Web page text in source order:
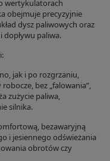
wertykulatorach
obejmuje precyzyjnie
dysz paliwowych oraz
dopływu paliwa.
jak i po rozgrzaniu,
bez „falowania”,
zużycie paliwa,
silnika.
bezawaryjną
i jesiennego odświeżania
obrotów czy